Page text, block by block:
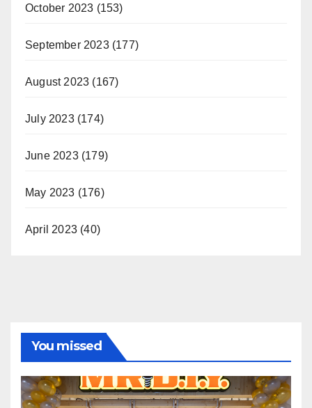
October 2023 (153)
September 2023(177)
August 2023 (167)
July 2023(174)
June 2023(179)
May 2023 (176)
April 2023 (40)
You missed